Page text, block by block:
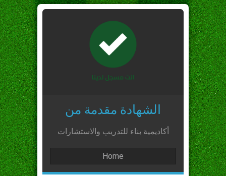
الشهادة مقدمة من
أكاديمية بناء للتدريب والاستشارات
Home